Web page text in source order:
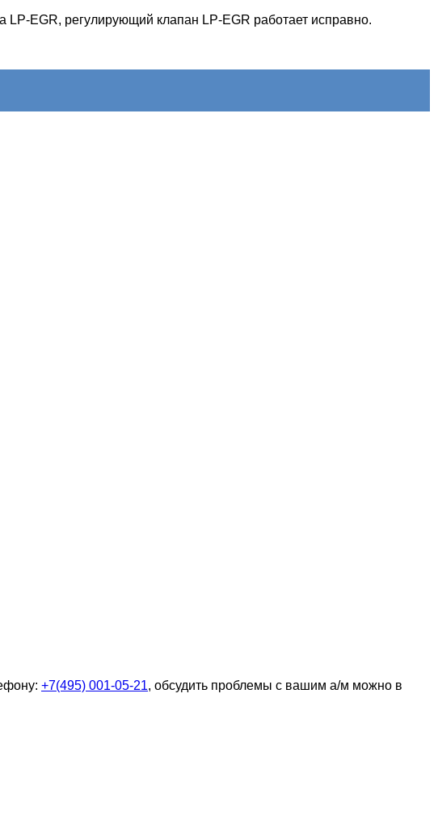
LP-EGR, регулирующий клапан LP-EGR работает исправно.
+7(495) 001-05-21, обсудить проблемы с вашим а/м можно в